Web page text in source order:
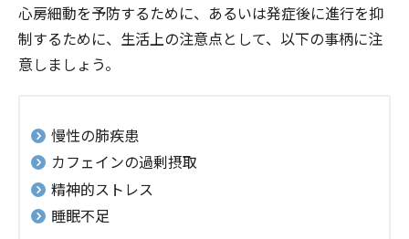
心房細動を予防するために、あるいは発症後に進行を抑
制するために、生活上の注意点として、以下の事柄に注
意しましょう。
慢性の肺疾患
カフェインの過剰摂取
精神的ストレス
睡眠不足